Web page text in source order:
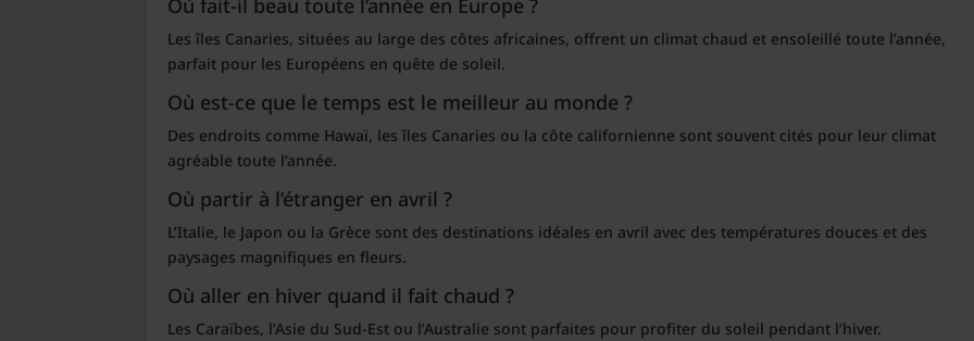
Où fait-il beau toute l’année en Europe ?
Les îles Canaries, situées au large des côtes africaines, offrent un climat chaud et ensoleillé toute l’année,
parfait pour les Européens en quête de soleil.
Où est-ce que le temps est le meilleur au monde ?
Des endroits comme Hawaï, les îles Canaries ou la côte californienne sont souvent cités pour leur climat
agréable toute l’année.
Où partir à l’étranger en avril ?
L’Italie, le Japon ou la Grèce sont des destinations idéales en avril avec des températures douces et des
paysages magnifiques en fleurs.
Où aller en hiver quand il fait chaud ?
Les Caraïbes, l’Asie du Sud-Est ou l’Australie sont parfaites pour profiter du soleil pendant l’hiver.